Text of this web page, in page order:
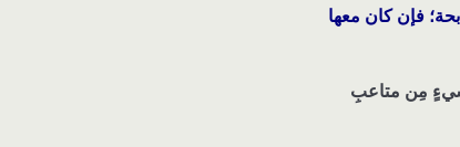
فإن كان معها
شيءٍ مِن متاعبِ